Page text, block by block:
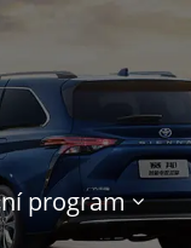
program